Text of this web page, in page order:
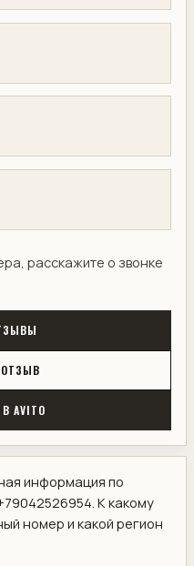
расскажите о звонке
AVITO
информация по
К какому
номер и какой регион